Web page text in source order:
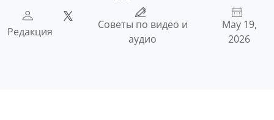
Редакция
Советы по видео и
аудио
May 19,
2026